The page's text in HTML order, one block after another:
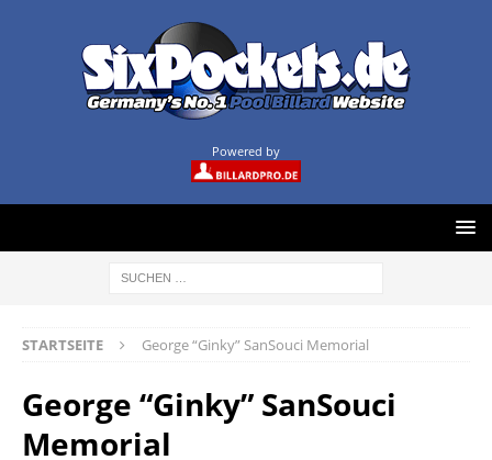
Powered by
STARTSEITE George “Ginky” SanSouci Memorial
George “Ginky” SanSouci
Memorial